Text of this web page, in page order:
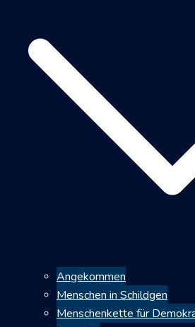
Angekommen
Menschen in Schildgen
Menschenkette für